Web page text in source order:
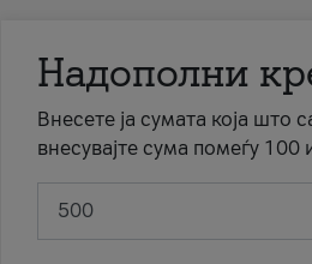
Надополни
Внесете ја сумата која што
внесувајте сума помеѓу